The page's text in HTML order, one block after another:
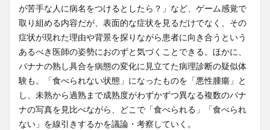
が苦手な人に病名をつけるとしたら？」など、ゲーム感覚で
取り組める内容だが、表面的な症状を見るだけでなく、その
症状が現れた理由や背景を探りながら患者に向き合うという
あるべき医師の姿勢におのずと気づくことできる。ほかに、
バナナの熟し具合を病態の変化に見立てた病理診断の疑似体
験も。「食べられない状態」になったものを「悪性腫瘍」と
し、未熟から過熟まで成熟度がわずかずつ異なる複数のバナ
ナの写真を見比べながら、どこで「食べられる」「食べられ
ない」を線引きするかを議論・考察していく。